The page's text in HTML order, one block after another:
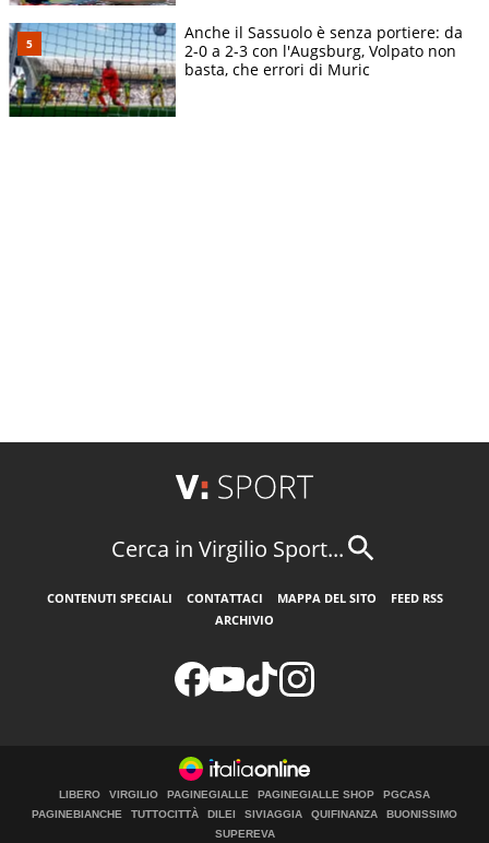
Anche il Sassuolo è senza portiere: da
2-0 a 2-3 con l'Augsburg, Volpato non
basta, che errori di Muric
Cerca in Virgilio Sport...
CONTENUTI SPECIALI CONTATTACI MAPPA DEL SITO
FEED RSS
ARCHIVIO
LIBERO VIRGILIO PAGINEGIALLE PAGINEGIALLE SHOP
PGCASA
PAGINEBIANCHE
TUTTOCITTÀ DILEI SIVIAGGIA QUIFINANZA
BUONISSIMO
SUPEREVA